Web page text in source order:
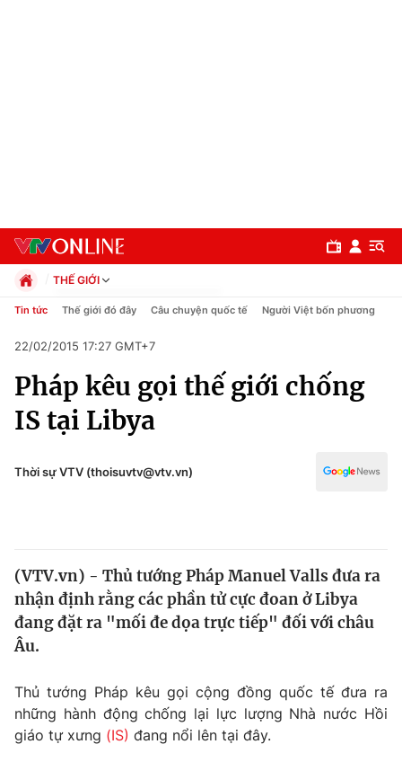
Chuyên mục
Chính trị
Y tế
Thế giới
Tin tức
Thế giới đó đây
Câu chuyện quốc tế
Tài chính
Thị trường
Dữ liệu và đời sống
THẾ GIỚI
Chính trị
Pháp luật
Kinh tế
Thể thao
Truyền hình
Y tế
Tin tức Thế giới đó đây Câu chuyện quốc tế Người Việt bốn phương
22/02/2015 17:27 GMT+7
Pháp kêu gọi thế giới chống
IS tại Libya
Thời sự VTV (thoisuvtv@vtv.vn)
(VTV.vn) - Thủ tướng Pháp Manuel Valls đưa ra
nhận định rằng các phần tử cực đoan ở Libya
đang đặt ra "mối đe dọa trực tiếp" đối với châu
Âu.
Thủ tướng Pháp kêu gọi cộng đồng quốc tế đưa ra
những hành động chống lại lực lượng Nhà nước Hồi
giáo tự xưng (IS) đang nổi lên tại đây.